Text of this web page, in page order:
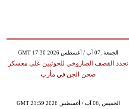
GMT 17:30 2026 الجمعة ,07 آب / أغسطس
تجدد القصف الصاروخي للحوثيين على معسكر
صحن الجن في مأرب
GMT 21:59 2026 الخميس ,06 آب / أغسطس